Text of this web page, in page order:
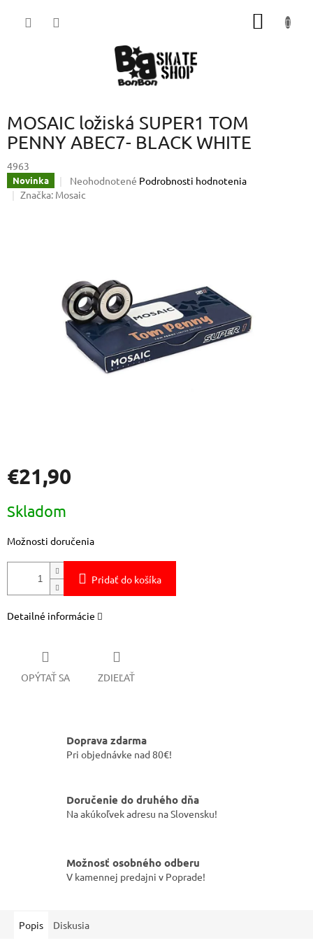
MOSAIC ložiská SUPER1 TOM
PENNY ABEC7- BLACK WHITE
4963
Novinka
Priemerné
hodnotenie
Neohodnotené Podrobnosti hodnotenia
Značka: Mosaic
€21,90
cena:
Skladom
Možnosti doručenia
Pridať do košíka
Detailné informácie
OPÝTAŤ SA ZDIEĽAŤ
Doprava zdarma
Pri objednávke nad 80€!
Doručenie do druhého dňa
Na akúkoľvek adresu na Slovensku!
Možnosť osobného odberu
V kamennej predajni v Poprade!
Popis Diskusia